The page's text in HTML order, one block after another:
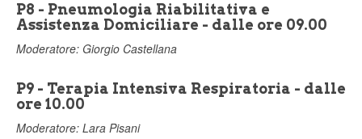
P8 - Pneumologia Riabilitativa e
Assistenza Domiciliare - dalle ore 09.00
Moderatore: Giorgio Castellana
P9 - Terapia Intensiva Respiratoria - dalle
ore 10.00
Moderatore: Lara Pisani